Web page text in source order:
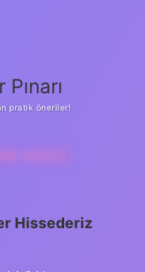
pratik öneriler!
HANGI
Hissederiz